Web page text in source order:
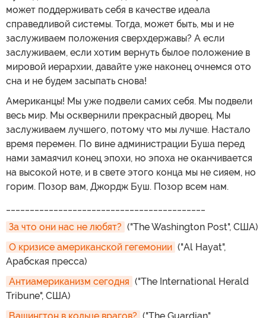
может поддерживать себя в качестве идеала
справедливой системы. Тогда, может быть, мы и не
заслуживаем положения сверхдержавы? А если
заслуживаем, если хотим вернуть былое положение в
мировой иерархии, давайте уже наконец очнемся ото
сна и не будем засыпать снова!
Американцы! Мы уже подвели самих себя. Мы подвели
весь мир. Мы осквернили прекрасный дворец. Мы
заслуживаем лучшего, потому что мы лучше. Настало
время перемен. По вине администрации Буша перед
нами замаячил конец эпохи, но эпоха не оканчивается
на высокой ноте, и в свете этого конца мы не сияем, но
горим. Позор вам, Джордж Буш. Позор всем нам.
За что они нас не любят? ("The Washington Post", США)
О кризисе американской гегемонии ("Al Hayat",
Арабская пресса)
Антиамериканизм сегодня ("The International Herald
Tribune", США)
Вашингтон в кольце врагов? ("The Guardian",